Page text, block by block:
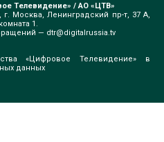
Телевидение» / АО «ЦТВ»
Москва, Ленинградский пр-т, 37 А,
1.
— dtr@digitalrussia.tv
«Цифровое Телевидение» в
данных